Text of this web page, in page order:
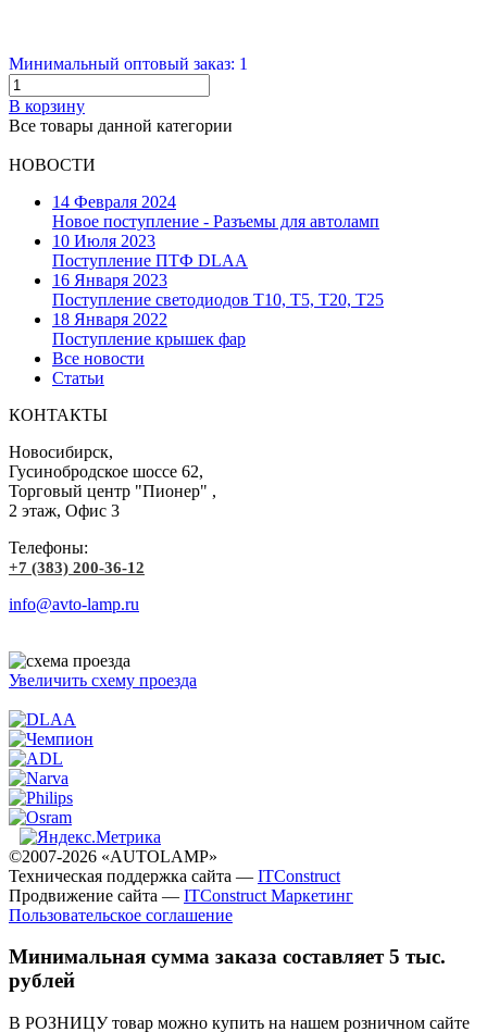
Минимальный оптовый заказ: 1
В корзину
Все товары данной категории
НОВОСТИ
14 Февраля 2024
Новое поступление - Разъемы для автоламп
10 Июля 2023
Поступление ПТФ DLAA
16 Января 2023
Поступление светодиодов T10, T5, T20, T25
18 Января 2022
Поступление крышек фар
Все новости
Статьи
КОНТАКТЫ
Новосибирск,
Гусинобродское шоссе 62,
Торговый центр "Пионер" ,
2 этаж, Офис 3
Телефоны:
+7 (383) 200-36-12
info@avto-lamp.ru
Увеличить схему проезда
©2007-2026 «AUTOLAMP»
Техническая поддержка сайта — ITConstruct
Продвижение сайта — ITConstruct Маркетинг
Пользовательское соглашение
Минимальная сумма заказа составляет 5 тыс.
рублей
В РОЗНИЦУ товар можно купить на нашем розничном сайте